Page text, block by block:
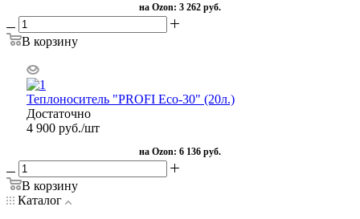
на Ozon: 3 262 руб.
В корзину
Теплоноситель "PROFI Eco-30" (20л.)
Достаточно
4 900 руб./шт
на Ozon: 6 136 руб.
В корзину
Каталог